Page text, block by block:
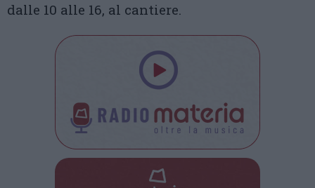
dalle 10 alle 16, al cantiere.